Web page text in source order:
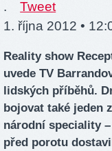
.
Tweet
1. října 2012 •
Reality show
uvede TV
lidských příběhů.
bojovat také jeden
národní speciality
před porotu